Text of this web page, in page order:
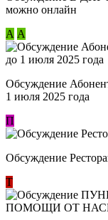
можно онлайн
А А
Обсуждение
1 июля 2025 года
П
Обсуждение
Т